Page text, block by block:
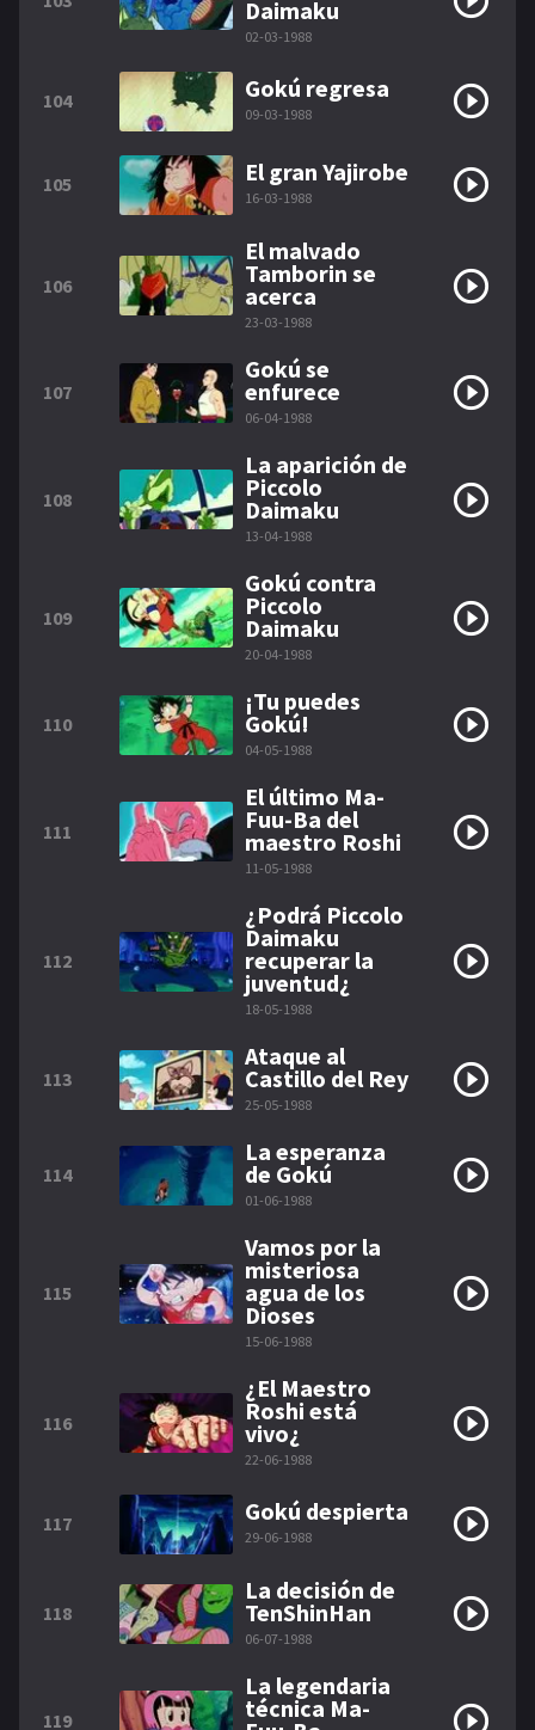
Daimaku
02-03-1988
104 Gokú regresa
09-03-1988
105 El gran Yajirobe
16-03-1988
106
El malvado
Tamborin se
acerca
23-03-1988
107
Gokú se
enfurece
06-04-1988
108
La aparición de
Piccolo
Daimaku
13-04-1988
109
Gokú contra
Piccolo
Daimaku
20-04-1988
110
¡Tu puedes
Gokú!
04-05-1988
111
El último Ma-
Fuu-Ba del
maestro Roshi
11-05-1988
112
¿Podrá Piccolo
Daimaku
recuperar la
juventud¿
18-05-1988
113
Ataque al
Castillo del Rey
25-05-1988
114
La esperanza
de Gokú
01-06-1988
115
Vamos por la
misteriosa
agua de los
Dioses
15-06-1988
116
¿El Maestro
Roshi está
vivo¿
22-06-1988
117 Gokú despierta
29-06-1988
118
La decisión de
TenShinHan
06-07-1988
119
La legendaria
técnica Ma-